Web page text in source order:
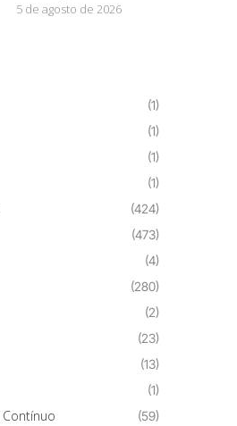
5 de agosto de 2026
(1)
(1)
(1)
(1)
(424)
(473)
(4)
(280)
(2)
(23)
(13)
(1)
(59)